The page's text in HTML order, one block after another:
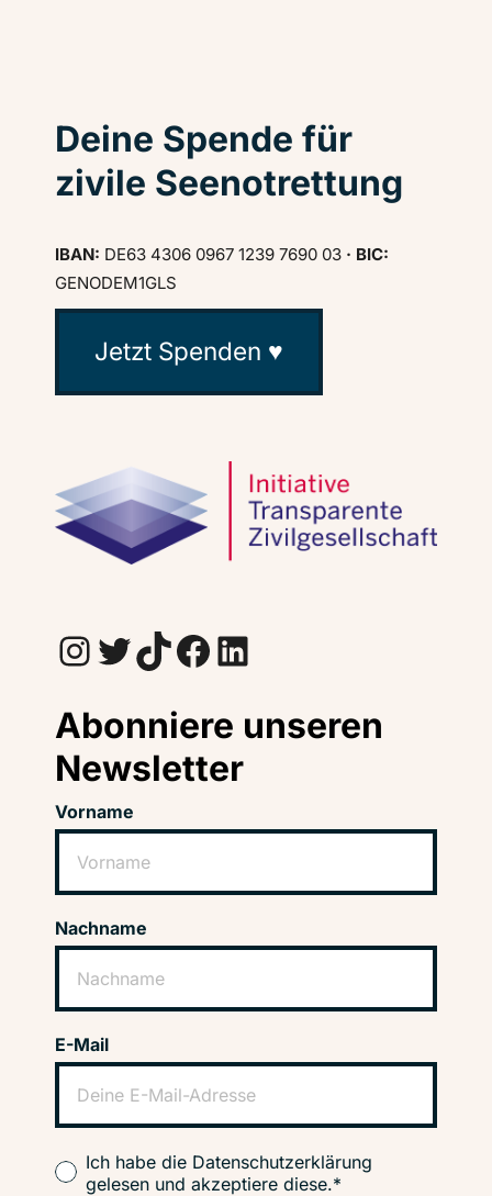
Deine Spende für
zivile Seenotrettung
IBAN: DE63 4306 0967 1239 7690 03 · BIC:
GENODEM1GLS
Jetzt Spenden ♥
InstagramTwitter TikTok Facebook LinkedIn
Abonniere unseren
Newsletter
Vorname
Nachname
E-Mail
Ich habe die Datenschutzerklärung
gelesen und akzeptiere diese.*